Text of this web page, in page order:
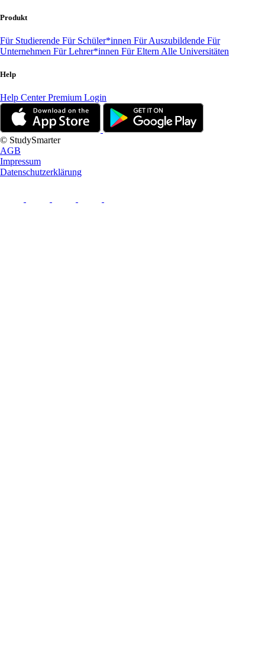
Produkt
Für Studierende Für Schüler*innen Für Auszubildende Für
Unternehmen Für Lehrer*innen Für Eltern Alle Universitäten
Help
Help CenterPremium Login
© StudySmarter
AGB
Impressum
Datenschutzerklärung